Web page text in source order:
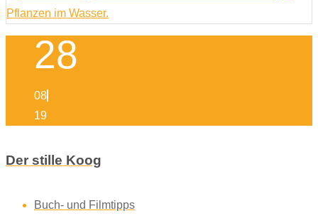
28
08
19
Der stille Koog
Buch- und Filmtipps